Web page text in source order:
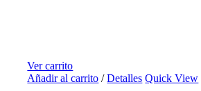
Ver carrito
Añadir al carrito / Detalles Quick View